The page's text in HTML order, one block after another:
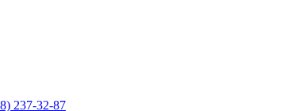
237-32-87